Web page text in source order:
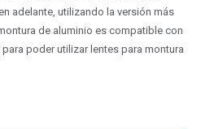
adelante, utilizando la versión más
de aluminio es compatible con
poder utilizar lentes para montura